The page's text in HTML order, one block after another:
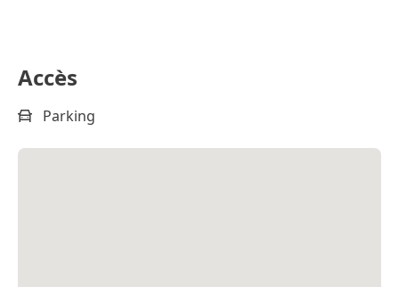
Accès
Parking